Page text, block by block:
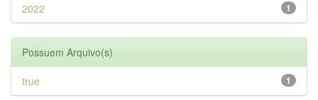
1
2022
Possuem Arquivo(s)
1
true